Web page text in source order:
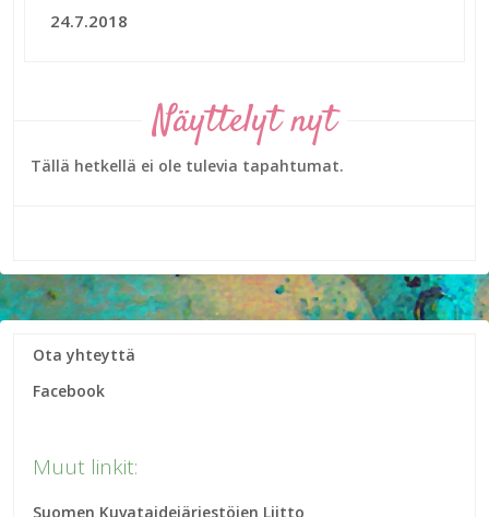
24.7.2018
Näyttelyt nyt
Tällä hetkellä ei ole tulevia tapahtumat.
Ota yhteyttä
Facebook
Muut linkit:
Suomen Kuvataidejärjestöjen Liitto